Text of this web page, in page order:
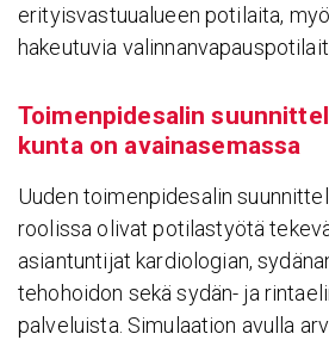
erityisvastuualueen potilaita,
hakeutuvia
Toimen­pi­de­salin
kunta on avai­na­se­massa
Uuden toimenpidesalin
roolissa olivat potilastyötä
asiantuntijat kardiologian,
tehohoidon sekä sydän- ja
palveluista. Simulaation avulla